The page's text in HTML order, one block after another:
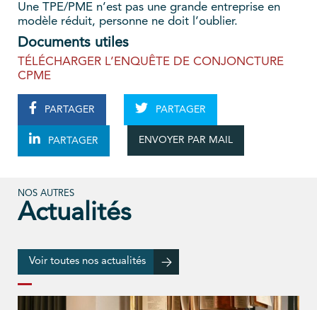
Une TPE/PME n’est pas une grande entreprise en
modèle réduit, personne ne doit l’oublier.
Documents utiles
TÉLÉCHARGER L’ENQUÊTE DE CONJONCTURE
CPME
PARTAGER PARTAGER
PARTAGER ENVOYER PAR MAIL
NOS AUTRES
Actualités
Voir toutes nos actualités